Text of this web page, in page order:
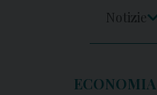
Notizie
ECONOMIA